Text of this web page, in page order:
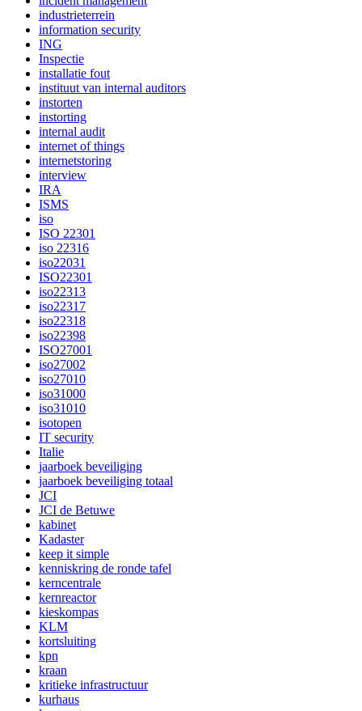
industrieterrein
information security
ING
Inspectie
installatie fout
instituut van internal auditors
instorten
instorting
internal audit
internet of things
internetstoring
interview
IRA
ISMS
iso
ISO 22301
iso 22316
iso22031
ISO22301
iso22313
iso22317
iso22318
iso22398
ISO27001
iso27002
iso27010
iso31000
iso31010
isotopen
IT security
Italie
jaarboek beveiliging
jaarboek beveiliging totaal
JCI
JCI de Betuwe
kabinet
Kadaster
keep it simple
kenniskring de ronde tafel
kerncentrale
kernreactor
kieskompas
KLM
kortsluiting
kpn
kraan
kritieke infrastructuur
kurhaus